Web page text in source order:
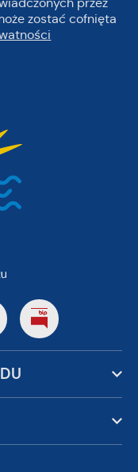
zostać cofnięta